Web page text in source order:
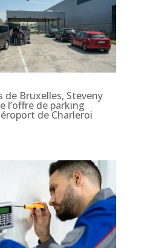
de Bruxelles, Steveny
l’offre de parking
de Charleroi